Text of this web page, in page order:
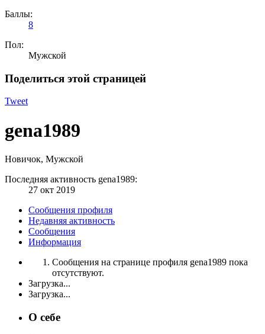
Баллы:
8
Пол:
Мужской
Поделиться этой страницей
Tweet
gena1989
Новичок, Мужской
Последняя активность gena1989:
27 окт 2019
Сообщения профиля
Недавняя активность
Сообщения
Информация
Сообщения на странице профиля gena1989 пока
отсутствуют.
Загрузка...
Загрузка...
О себе